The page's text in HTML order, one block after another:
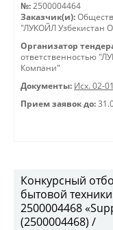
№: 2500004464
Заказчик(и):
"ЛУКОЙЛ Узбекистан
Организатор
ответственностью
Компани"
Документы: Исх. 02-
Прием заявок до:
Конкурсный
бытовой
2500004468
(2500004468) /